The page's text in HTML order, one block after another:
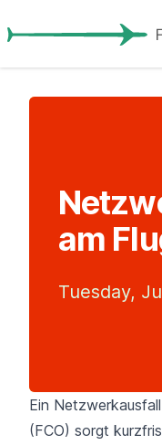
am
Tuesday,
Ein
(FCO) sorgt